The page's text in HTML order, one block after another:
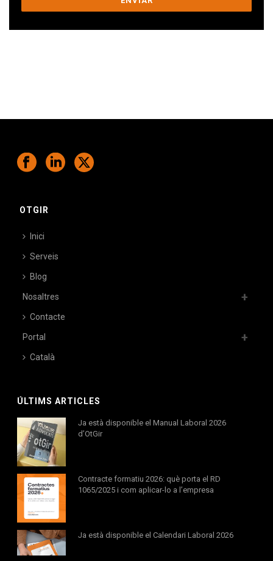
OTGIR
Inici
Serveis
Blog
Nosaltres
Contacte
Portal
Català
ÚLTIMS ARTICLES
Ja està disponible el Manual Laboral 2026
d’OtGir
Contracte formatiu 2026: què porta el RD
1065/2025 i com aplicar-lo a l’empresa
Ja està disponible el Calendari Laboral 2026